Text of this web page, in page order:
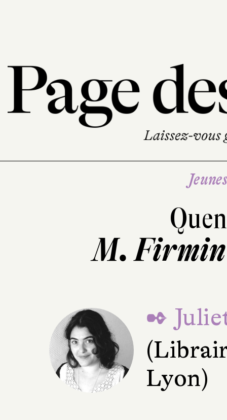
M. Firmin
✒
Lyon)